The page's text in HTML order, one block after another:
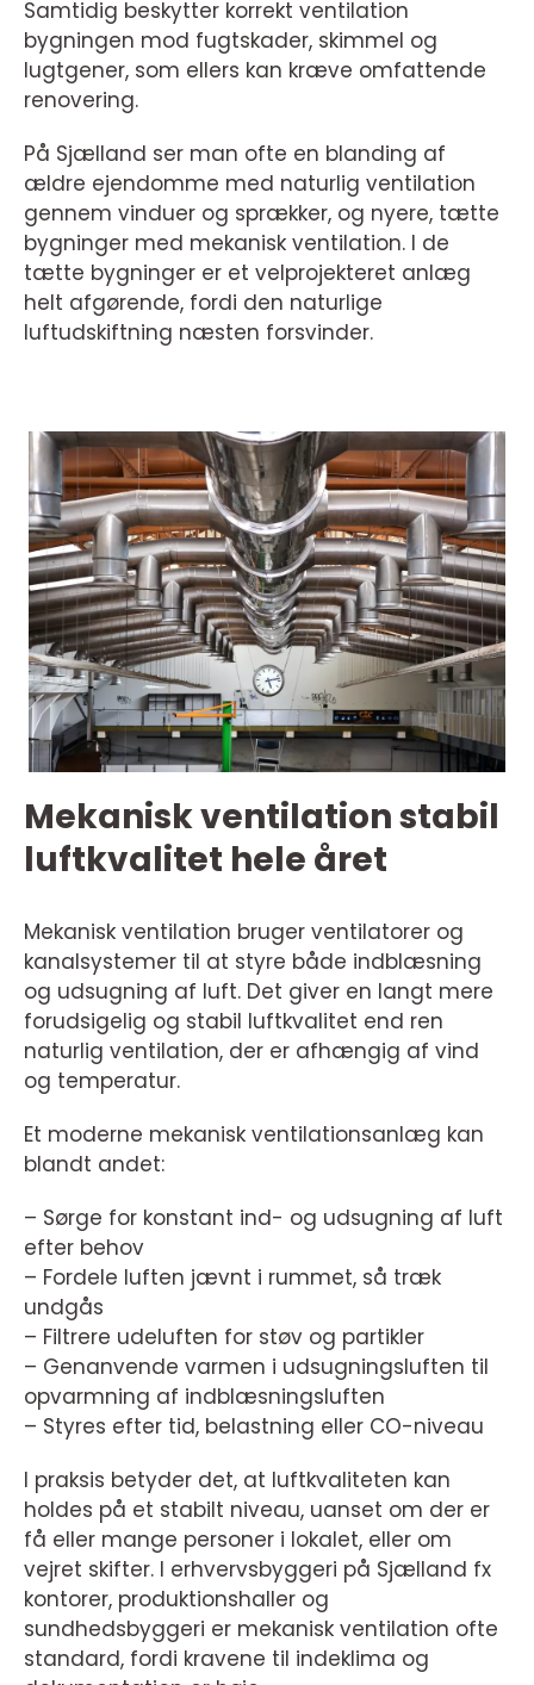
Samtidig beskytter korrekt ventilation
bygningen mod fugtskader, skimmel og
lugtgener, som ellers kan kræve omfattende
renovering.
På Sjælland ser man ofte en blanding af
ældre ejendomme med naturlig ventilation
gennem vinduer og sprækker, og nyere, tætte
bygninger med mekanisk ventilation. I de
tætte bygninger er et velprojekteret anlæg
helt afgørende, fordi den naturlige
luftudskiftning næsten forsvinder.
Mekanisk ventilation stabil
luftkvalitet hele året
Mekanisk ventilation bruger ventilatorer og
kanalsystemer til at styre både indblæsning
og udsugning af luft. Det giver en langt mere
forudsigelig og stabil luftkvalitet end ren
naturlig ventilation, der er afhængig af vind
og temperatur.
Et moderne mekanisk ventilationsanlæg kan
blandt andet:
– Sørge for konstant ind- og udsugning af luft
efter behov
– Fordele luften jævnt i rummet, så træk
undgås
– Filtrere udeluften for støv og partikler
– Genanvende varmen i udsugningsluften til
opvarmning af indblæsningsluften
– Styres efter tid, belastning eller CO-niveau
I praksis betyder det, at luftkvaliteten kan
holdes på et stabilt niveau, uanset om der er
få eller mange personer i lokalet, eller om
vejret skifter. I erhvervsbyggeri på Sjælland fx
kontorer, produktionshaller og
sundhedsbyggeri er mekanisk ventilation ofte
standard, fordi kravene til indeklima og